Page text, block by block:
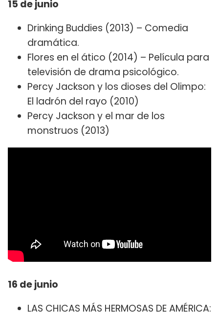
15 de junio
Drinking Buddies (2013) – Comedia
dramática.
Flores en el ático (2014) – Película para
televisión de drama psicológico.
Percy Jackson y los dioses del Olimpo:
El ladrón del rayo (2010)
Percy Jackson y el mar de los
monstruos (2013)
16 de junio
LAS CHICAS MÁS HERMOSAS DE AMÉRICA: